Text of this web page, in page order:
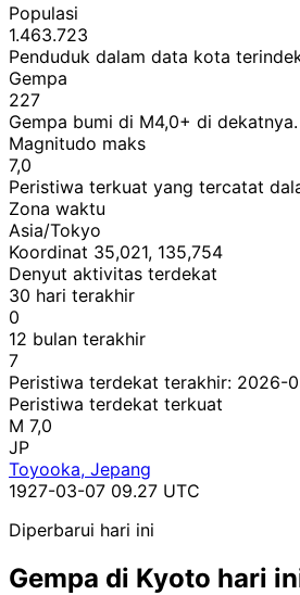
Populasi
1.463.723
Penduduk dalam data kota
Gempa
227
Gempa bumi di M4,0+ di dekatnya.
Magnitudo maks
7,0
Peristiwa terkuat yang tercatat
Zona waktu
Asia/Tokyo
Koordinat 35,021, 135,754
Denyut aktivitas terdekat
30 hari terakhir
0
12 bulan terakhir
7
Peristiwa terdekat terakhir: 2026-
Peristiwa terdekat terkuat
M 7,0
JP
Toyooka, Jepang
1927-03-07 09.27 UTC
Diperbarui hari ini
Gempa di Kyoto hari